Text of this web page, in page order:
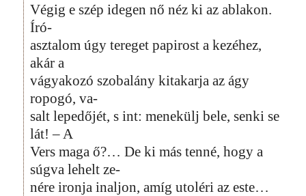
Végig e szép idegen nő néz ki az ablakon.
Író-
asztalom úgy tereget papirost a kezéhez,
akár a
vágyakozó szobalány kitakarja az ágy
ropogó, va-
salt lepedőjét, s int: menekülj bele, senki se
lát! – A
Vers maga ő?… De ki más tenné, hogy a
súgva lehelt ze-
nére ironja inaljon, amíg utoléri az este…